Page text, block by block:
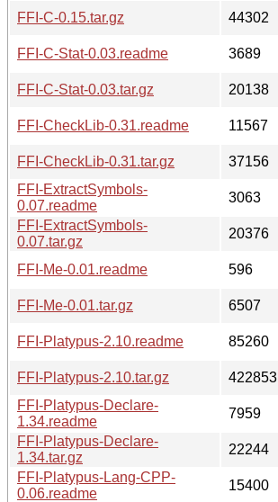
FFI-C-0.15.tar.gz
44302
FFI-C-Stat-0.03.readme
3689
FFI-C-Stat-0.03.tar.gz
20138
FFI-CheckLib-0.31.readme
11567
FFI-CheckLib-0.31.tar.gz
37156
FFI-ExtractSymbols-
0.07.readme
3063
FFI-ExtractSymbols-
0.07.tar.gz
20376
FFI-Me-0.01.readme
596
FFI-Me-0.01.tar.gz
6507
FFI-Platypus-2.10.readme
85260
FFI-Platypus-2.10.tar.gz
422853
FFI-Platypus-Declare-
1.34.readme
7959
FFI-Platypus-Declare-
1.34.tar.gz
22244
FFI-Platypus-Lang-CPP-
0.06.readme
15400